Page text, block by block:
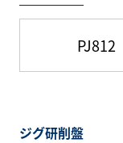
PJ812
ジグ研削盤